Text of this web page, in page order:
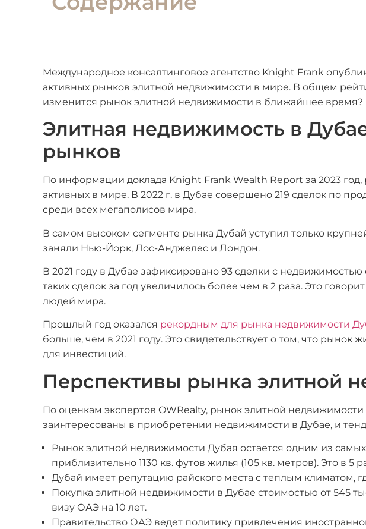
Международное консалтинговое агентство Knight Frank
активных рынков элитной недвижимости в мире. В общем
изменится рынок элитной недвижимости в ближайшее время?
Элитная недвижимость в
рынков
По информации доклада Knight Frank Wealth Report за 2023
активных в мире. В 2022 г. в Дубае совершено 219 сделок по
среди всех мегаполисов мира.
В самом высоком сегменте рынка Дубай уступил только
заняли Нью-Йорк, Лос-Анджелес и Лондон.
В 2021 году в Дубае зафиксировано 93 сделки с
таких сделок за год увеличилось более чем в 2 раза. Это
людей мира.
Прошлый год оказался рекордным для рынка недвижимости
больше, чем в 2021 году. Это свидетельствует о том, что
для инвестиций.
Перспективы рынка элитной
По оценкам экспертов OWRealty, рынок элитной
заинтересованы в приобретении недвижимости в Дубае, и
Рынок элитной недвижимости Дубая остается одним из
приблизительно 1130 кв. футов жилья (105 кв. метров). Это в
Дубай имеет репутацию райского места с теплым климатом,
Покупка элитной недвижимости в Дубае стоимостью от 545
визу ОАЭ на 10 лет.
Правительство ОАЭ ведет политику привлечения